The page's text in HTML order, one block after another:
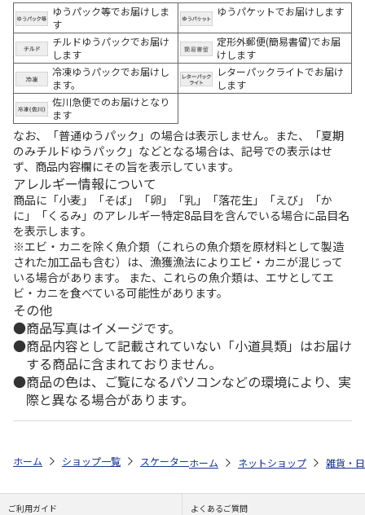
ゆうパック等でお届けしま
す
ゆうパケットでお届けします
チルドゆうパックでお届け
します
定形外郵便(簡易書留)でお届
けします
冷凍ゆうパックでお届けし
ます。
レターパックライトでお届け
します
佐川急便でのお届けとなり
ます
なお、「普通ゆうパック」の場合は表示しません。また、「夏期
のみチルドゆうパック」などとなる場合は、記号での表示はせ
ず、商品内容欄にその旨を表示しています。
アレルギー情報について
商品に「小麦」「そば」「卵」「乳」「落花生」「えび」「か
に」「くるみ」のアレルギー特定8品目を含んでいる場合に品目名
を表示します。
※エビ・カニを除く魚介類（これらの魚介類を原材料として製造
された加工品も含む）は、漁獲漁法によりエビ・カニが混じって
いる場合があります。 また、これらの魚介類は、エサとしてエ
ビ・カニを食べている可能性があります。
その他
商品写真はイメージです。
商品内容として記載されていない「小道具類」はお届け
する商品に含まれておりません。
商品の色は、ご覧になるパソコンなどの環境により、実
際と異なる場合があります。
ホーム ショップ一覧 スケーター 食洗機対応 2段ふわっと弁当箱
ホーム ネットショップ 雑貨・
ご利用ガイド よくあるご質問